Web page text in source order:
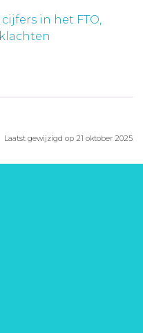
in het FTO,
Laatst gewijzigd op 21 oktober 2025